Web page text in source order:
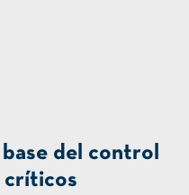
del control
críticos